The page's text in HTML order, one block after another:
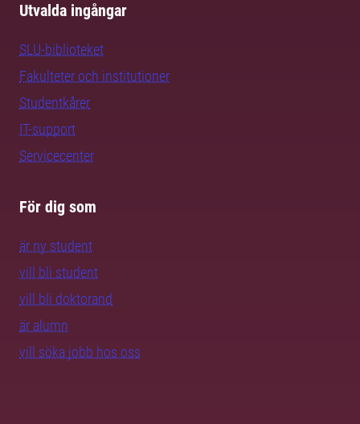
Utvalda ingångar
SLU-biblioteket
Fakulteter och institutioner
Studentkårer
IT-support
Servicecenter
För dig som
är ny student
vill bli student
vill bli doktorand
är alumn
vill söka jobb hos oss